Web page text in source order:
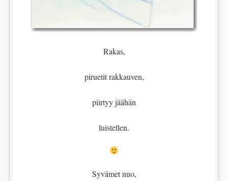
Rakas,
piruetit rakkauven,
piirtyy jäähän
luistellen.
Syvämet nuo,